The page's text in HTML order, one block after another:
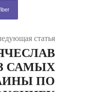
статья
САМЫХ
ПО